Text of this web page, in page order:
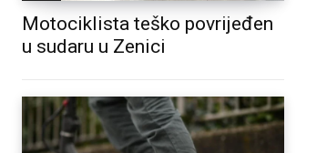
Motociklista teško povrijeđen
u sudaru u Zenici